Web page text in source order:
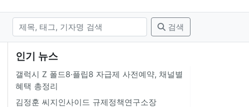
검색
인기 뉴스
갤럭시 Z 폴드8·플립8 자급제 사전예약, 채널별
혜택 총정리
김정훈 씨지인사이드 규제정책연구소장